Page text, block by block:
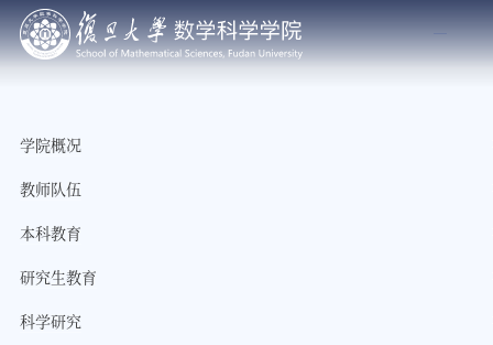
学院概况
教师队伍
本科教育
研究生教育
科学研究